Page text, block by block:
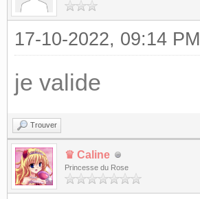
17-10-2022, 09:14 PM
je valide
Trouver
♛ Caline
Princesse du Rose